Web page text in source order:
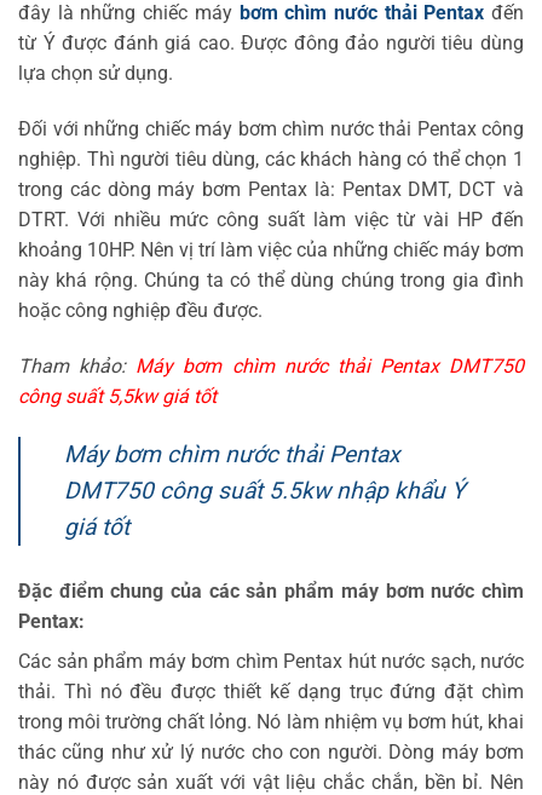
đây là những chiếc máy bơm chìm nước thải Pentax đến
từ Ý được đánh giá cao. Được đông đảo người tiêu dùng
lựa chọn sử dụng.
Đối với những chiếc máy bơm chìm nước thải Pentax công
nghiệp. Thì người tiêu dùng, các khách hàng có thể chọn 1
trong các dòng máy bơm Pentax là: Pentax DMT, DCT và
DTRT. Với nhiều mức công suất làm việc từ vài HP đến
khoảng 10HP. Nên vị trí làm việc của những chiếc máy bơm
này khá rộng. Chúng ta có thể dùng chúng trong gia đình
hoặc công nghiệp đều được.
Tham khảo: Máy bơm chìm nước thải Pentax DMT750
công suất 5,5kw giá tốt
Máy bơm chìm nước thải Pentax
DMT750 công suất 5.5kw nhập khẩu Ý
giá tốt
Đặc điểm chung của các sản phẩm máy bơm nước chìm
Pentax:
Các sản phẩm máy bơm chìm Pentax hút nước sạch, nước
thải. Thì nó đều được thiết kế dạng trục đứng đặt chìm
trong môi trường chất lỏng. Nó làm nhiệm vụ bơm hút, khai
thác cũng như xử lý nước cho con người. Dòng máy bơm
này nó được sản xuất với vật liệu chắc chắn, bền bỉ. Nên